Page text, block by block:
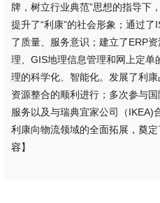
牌，树立行业典范”思想的指导下
提升了“利康”的社会形象；通过
了质量、服务意识；建立了ERP
理、GIS地理信息管理和网上定单
理的科学化、智能化。发展了利
资源整合的顺利进行；多次参与
服务以及与瑞典宜家公司（IKEA)
利康向物流领域的全面拓展，奠
容】